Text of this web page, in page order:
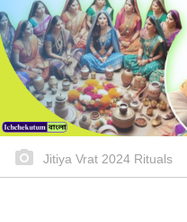
Jitiya Vrat 2024 Rituals